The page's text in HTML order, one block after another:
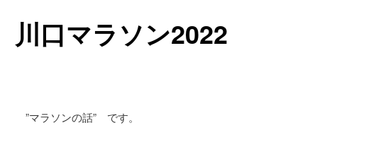
川口マラソン2022
”マラソンの話” です。